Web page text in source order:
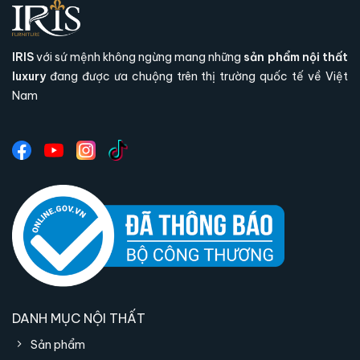
Thiết kế Ý, công nghệ Đức — chuẩn
mực nội thất đương đại
Bàn ăn Black Gold Universe kết hợp hai
trường phái chế tác hàng đầu thế giới: ngôn
ngữ thiết kế tinh tế của Ý và tiêu chuẩn hoàn
thiện khắt khe của Đức. Sự giao thoa này tạo
IRISvới sứ mệnh không ngừng mang những sản phẩm nội thất
luxuryđang được ưa chuộng trên thị trường quốc tế về Việt
Nam
DANH MỤC NỘI THẤT
Sản phẩm